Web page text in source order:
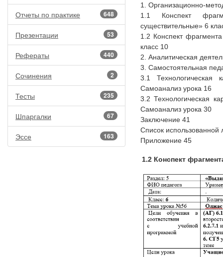
648
Отчеты по практике
53
Презентации
440
Рефераты
2
Сочинения
235
Тесты
67
Шпаргалки
163
Эссе
1. Организационно-
1.1 Конспект
существительные» 6
1.2 Конспект
класс 10
2. Аналитическая
3. Самостоятельная
3.1
Самоанализ урока 16
3.2 Технологическая
Самоанализ урока 30
Заключение 41
Список использованной
Приложение 45
1.2 Конспект